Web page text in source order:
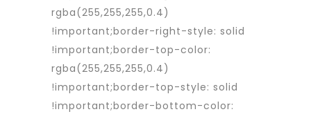
rgba(255,255,255,0.4)
!important;border-right-style: solid
!important;border-top-color:
rgba(255,255,255,0.4)
!important;border-top-style: solid
!important;border-bottom-color: